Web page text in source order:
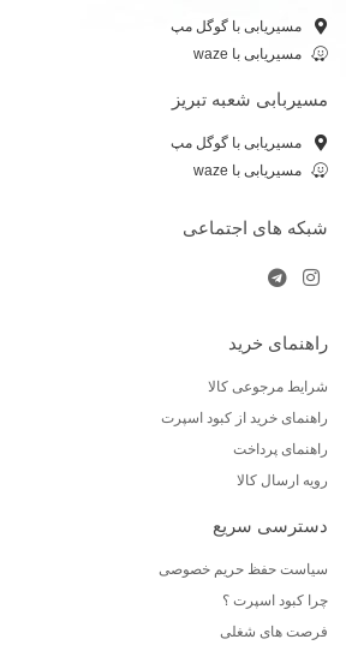
مسیریابی با گوگل مپ
مسیریابی با waze
مسیربابی شعبه تبریز
مسیریابی با گوگل مپ
مسیریابی با waze
شبکه های اجتماعی
راهنمای خرید
شرایط مرجوعی کالا
راهنمای خرید از کبود اسپرت
راهنمای پرداخت
رویه ارسال کالا
دسترسی سریع
سیاست حفظ حریم خصوصی
چرا کبود اسپرت ؟
فرصت های شغلی